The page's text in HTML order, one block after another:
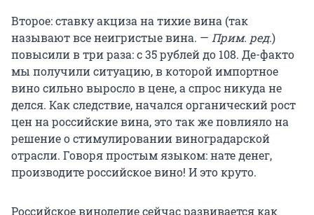
Второе: ставку акциза на тихие вина (так
называют все неигристые вина. — Прим. ред.)
повысили в три раза: с 35 рублей до 108. Де-факто
мы получили ситуацию, в которой импортное
вино сильно выросло в цене, а спрос никуда не
делся. Как следствие, начался органический рост
цен на российские вина, это так же повлияло на
решение о стимулировании виноградарской
отрасли. Говоря простым языком: нате денег,
производите российское вино! И это круто.
Российское виноделие сейчас развивается как